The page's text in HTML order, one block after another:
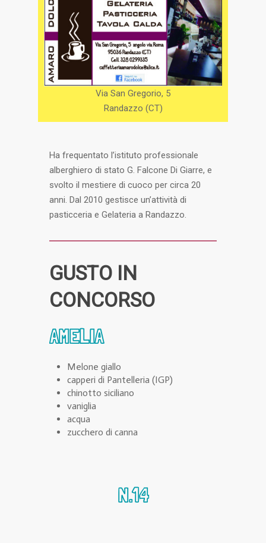
Via San Gregorio, 5
Randazzo (CT)
Ha frequentato l’istituto professionale
alberghiero di stato G. Falcone Di Giarre, e
svolto il mestiere di cuoco per circa 20
anni. Dal 2010 gestisce un’attività di
pasticceria e Gelateria a Randazzo.
GUSTO IN
CONCORSO
AMELIA
Melone giallo
capperi di Pantelleria (IGP)
chinotto siciliano
vaniglia
acqua
zucchero di canna
N.14